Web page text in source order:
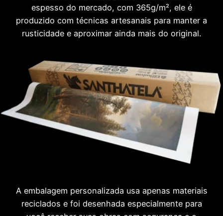
espesso do mercado, com 365g/m², ele é
produzido com técnicas artesanais para manter a
rusticidade e aproximar ainda mais do original.
A embalagem personalizada usa apenas materiais
reciclados e foi desenhada especialmente para